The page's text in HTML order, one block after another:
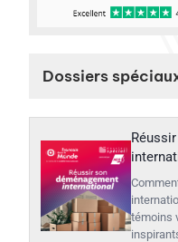
Dossiers
témoins